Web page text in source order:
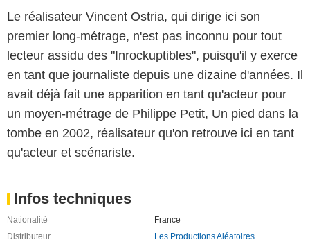
Le réalisateur Vincent Ostria, qui dirige ici son
premier long-métrage, n'est pas inconnu pour tout
lecteur assidu des "Inrockuptibles", puisqu'il y exerce
en tant que journaliste depuis une dizaine d'années. Il
avait déjà fait une apparition en tant qu'acteur pour
un moyen-métrage de Philippe Petit, Un pied dans la
tombe en 2002, réalisateur qu'on retrouve ici en tant
qu'acteur et scénariste.
Infos techniques
Nationalité
France
Distributeur
Les Productions Aléatoires